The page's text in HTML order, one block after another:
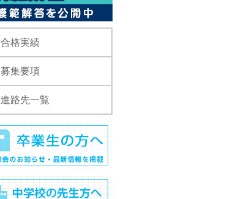
合格実績
募集要項
進路先一覧